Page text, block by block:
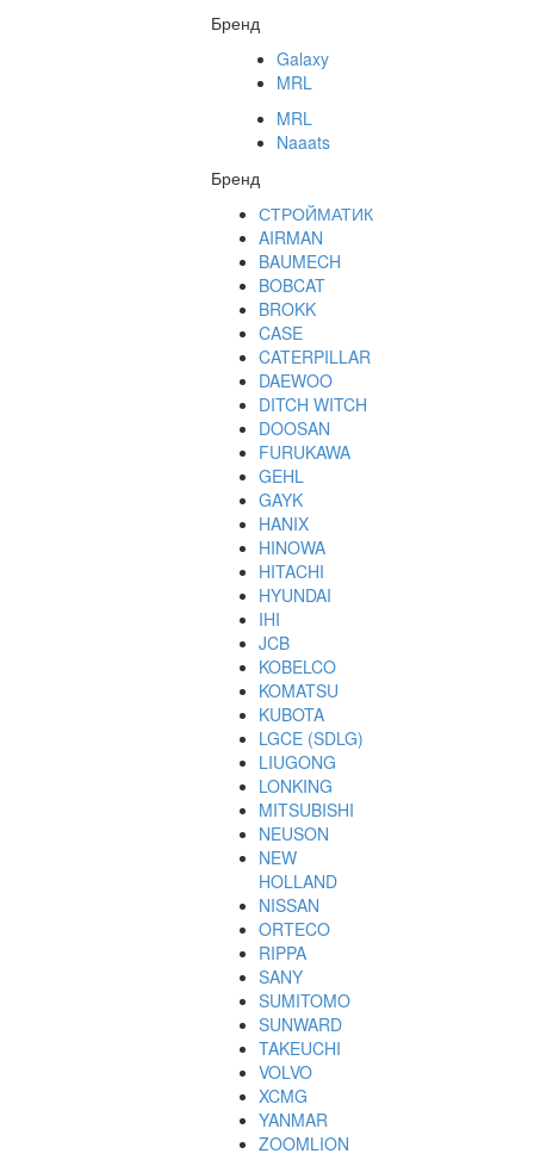
Бренд
Galaxy
MRL
MRL
Naaats
Бренд
СТРОЙМАТИК
AIRMAN
BAUMECH
BOBCAT
BROKK
CASE
CATERPILLAR
DAEWOO
DITCH WITCH
DOOSAN
FURUKAWA
GEHL
GAYK
HANIX
HINOWA
HITACHI
HYUNDAI
IHI
JCB
KOBELCO
KOMATSU
KUBOTA
LGCE (SDLG)
LIUGONG
LONKING
MITSUBISHI
NEUSON
NEW
HOLLAND
NISSAN
ORTECO
RIPPA
SANY
SUMITOMO
SUNWARD
TAKEUCHI
VOLVO
XCMG
YANMAR
ZOOMLION